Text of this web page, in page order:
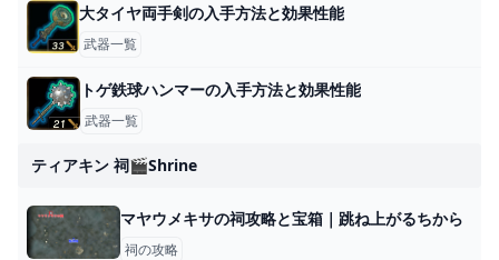
大タイヤ両手剣の入手方法と効果性能
武器一覧
トゲ鉄球ハンマーの入手方法と効果性能
武器一覧
ティアキン 祠🎬shrine
マヤウメキサの祠攻略と宝箱｜跳ね上がるちから
祠の攻略